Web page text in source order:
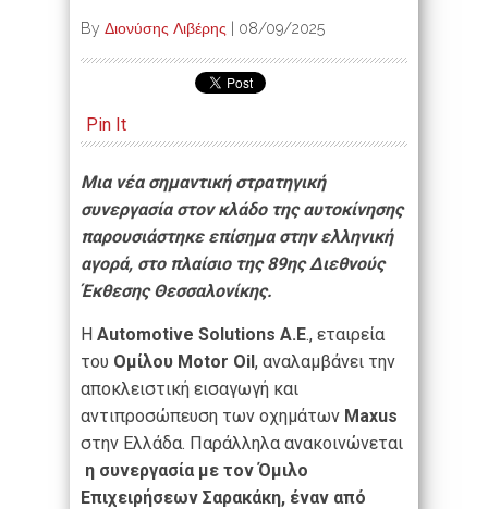
By Διονύσης Λιβέρης 08/09/2025
Pin It
Μια νέα σημαντική στρατηγική
συνεργασία στον κλάδο της αυτοκίνησης
παρουσιάστηκε επίσημα στην ελληνική
αγορά, στο πλαίσιο της 89ης Διεθνούς
Έκθεσης Θεσσαλονίκης.
Η Automotive Solutions A.E., εταιρεία
του Ομίλου Motor Oil, αναλαμβάνει την
αποκλειστική εισαγωγή και
αντιπροσώπευση των οχημάτων Maxus
στην Ελλάδα. Παράλληλα ανακοινώνεται
η συνεργασία με τον Όμιλο
Επιχειρήσεων Σαρακάκη, έναν από